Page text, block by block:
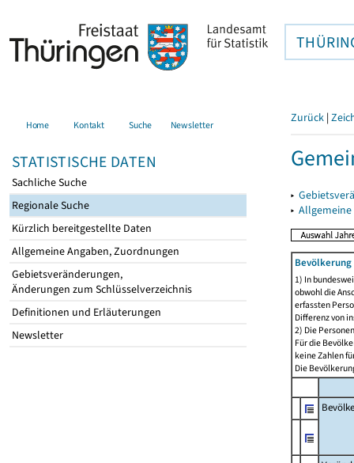
Home Kontakt Suche Newsletter
STATISTISCHE DATEN
Sachliche Suche
Regionale Suche
Kürzlich bereitgestellte Daten
Allgemeine Angaben, Zuordnungen
Gebietsveränderungen,
Änderungen zum Schlüsselverzeichnis
Definitionen und Erläuterungen
Newsletter
Zurück |
▸
▸
1) In
obwohl die
erfassten
Differenz von
2) Die
Für die
keine Zahlen
Die